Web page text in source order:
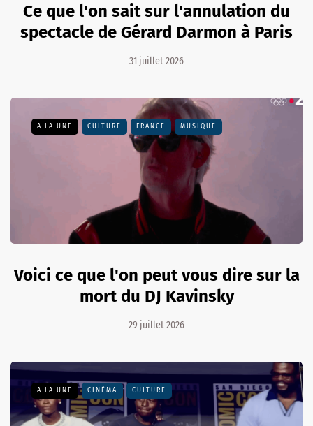
Ce que l'on sait sur l'annulation du
spectacle de Gérard Darmon à Paris
31 juillet 2026
A LA UNE CULTURE FRANCE MUSIQUE
Voici ce que l'on peut vous dire sur la
mort du DJ Kavinsky
29 juillet 2026
A LA UNE CINÉMA CULTURE